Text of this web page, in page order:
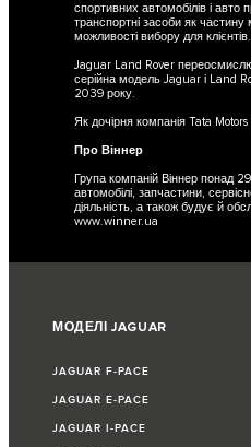
спортивних автомобілів і
транспортні засоби як
можливості вибору для клієнтів.
Jaguar Land Rover
серійна модель Jaguar і Land
2039 року.
Як дочірня компанія Tata
Про Віннер
Група компаній Віннер понад
автомобілі, запчастини,
діяльність, а також будує й
www.winner.ua
МОДЕЛІ JAGUAR
JAGUAR F‑PACE
JAGUAR E‑PACE
JAGUAR I-PACE